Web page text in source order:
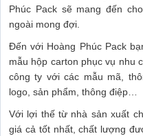
Phúc Pack sẽ mang đến
ngoài mong đợi.
Đến với Hoàng Phúc Pack
mẫu hộp carton phục vụ nhu
công ty với các mẫu mã,
logo, sản phẩm, thông điệp…
Với lợi thế từ nhà sản xuất
giá cả tốt nhất, chất lượng